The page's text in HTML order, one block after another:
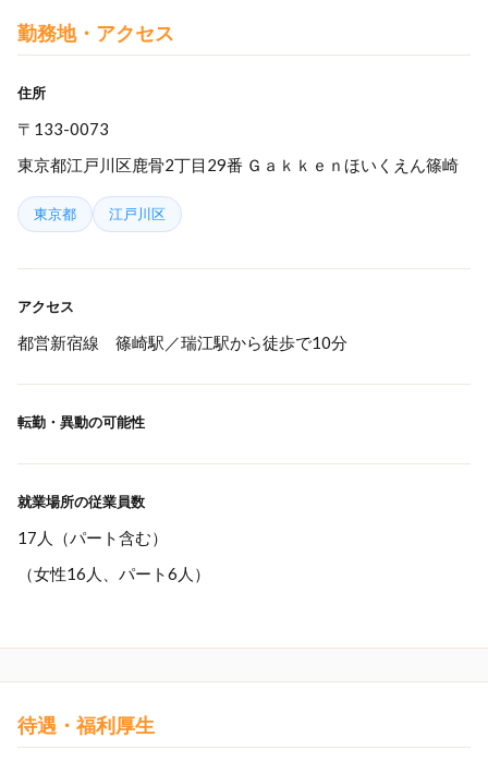
勤務地・アクセス
住所
〒133-0073
東京都江戸川区鹿骨2丁目29番 Ｇａｋｋｅｎほいくえん篠崎
東京都 江戸川区
アクセス
都営新宿線 篠崎駅／瑞江駅から徒歩で10分
転勤・異動の可能性
就業場所の従業員数
17人（パート含む）
（女性16人、パート6人）
待遇・福利厚生